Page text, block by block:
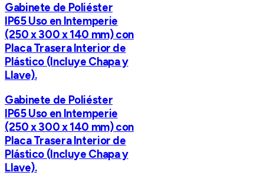
Gabinete de Poliéster
IP65 Uso en Intemperie
(250 x 300 x 140 mm) con
Placa Trasera Interior de
Plástico (Incluye Chapa y
Llave).
Gabinete de Poliéster
IP65 Uso en Intemperie
(250 x 300 x 140 mm) con
Placa Trasera Interior de
Plástico (Incluye Chapa y
Llave).